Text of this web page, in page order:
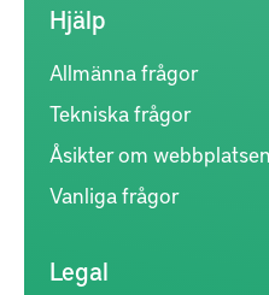
Hjälp
Allmänna frågor
Tekniska frågor
Åsikter om webbplatsen
Vanliga frågor
Legal